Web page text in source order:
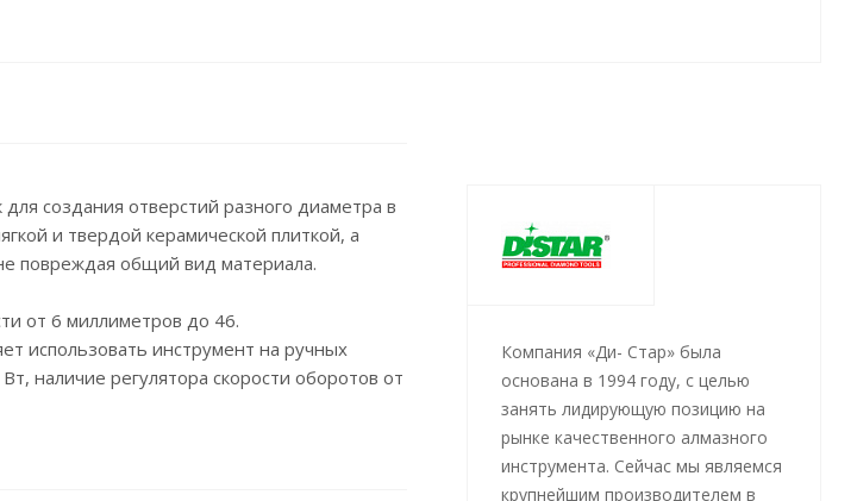
создания отверстий разного диаметра в
и твердой керамической плиткой, а
повреждая общий вид материала.
от 6 миллиметров до 46.
использовать инструмент на ручных
наличие регулятора скорости оборотов от
Компания «Ди- Стар» была
основана в 1994 году, с целью
занять лидирующую позицию на
рынке качественного алмазного
инструмента. Сейчас мы являемся
крупнейшим производителем в